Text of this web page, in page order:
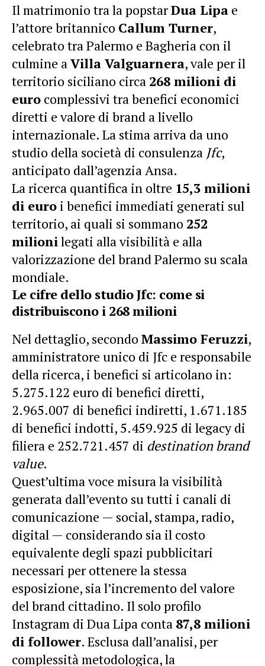
Il matrimonio tra la popstarDua Lipa e
l’attore britannico Callum Turner,
celebrato tra Palermo e Bagheria con il
culmine aVilla Valguarnera, vale per il
territorio siciliano circa 268 milioni di
euro complessivi tra benefici economici
diretti e valore di brand a livello
internazionale. La stima arriva da uno
studio della società di consulenza Jfc,
anticipato dall’agenzia Ansa.
La ricerca quantifica in oltre 15,3 milioni
di euro i benefici immediati generati sul
territorio, ai quali si sommano 252
milionilegati alla visibilità e alla
valorizzazione del brand Palermo su scala
mondiale.
Le cifre dello studio Jfc: come si
distribuiscono i 268 milioni
Nel dettaglio, secondo Massimo Feruzzi,
amministratore unico di Jfc e responsabile
della ricerca, i benefici si articolano in:
5.275.122 euro di benefici diretti,
2.965.007 di benefici indiretti, 1.671.185
di benefici indotti, 5.459.925 di legacy di
filiera e 252.721.457 di destination brand
value.
Quest’ultima voce misura la visibilità
generata dall’evento su tutti i canali di
comunicazione — social, stampa, radio,
digital — considerando sia il costo
equivalente degli spazi pubblicitari
necessari per ottenere la stessa
esposizione, sia l’incremento del valore
del brand cittadino. Il solo profilo
Instagram di Dua Lipa conta 87,8 milioni
di follower. Esclusa dall’analisi, per
complessità metodologica, la